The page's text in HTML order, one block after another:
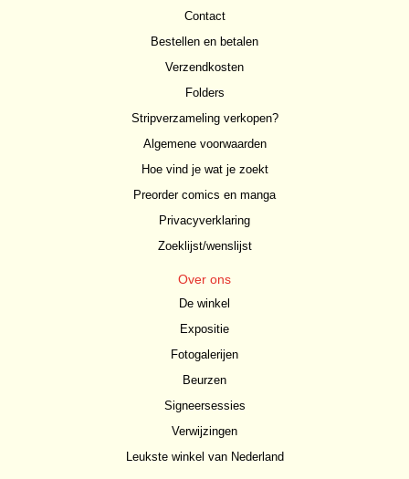
Contact
Bestellen en betalen
Verzendkosten
Folders
Stripverzameling verkopen?
Algemene voorwaarden
Hoe vind je wat je zoekt
Preorder comics en manga
Privacyverklaring
Zoeklijst/wenslijst
Over ons
De winkel
Expositie
Fotogalerijen
Beurzen
Signeersessies
Verwijzingen
Leukste winkel van Nederland